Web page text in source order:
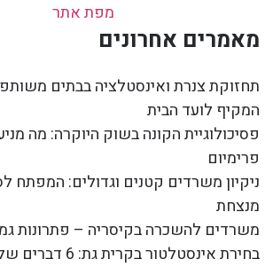
מפת אתר
מאמרים אחרונים
תחזוקת צנרת ואינסטלציה בבתים
המקיף לועד הבית
פסיכולוגיית הקונה בשוק היוקרה: מה
פרימיום
ניקיון משרדים קטנים וגדולים: המפתח
מנצחת
משרדים להשכרה בקיסריה – פתרונות
בחירת אינסטלטור בקרית גת: 6 דברים שלא כדאי לפספס